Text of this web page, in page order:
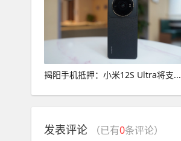
揭阳手机抵押：小米12S Ultra将支...
发表评论 （已有0条评论）